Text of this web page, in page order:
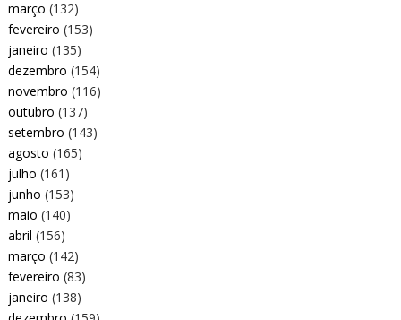
março (132)
fevereiro (153)
janeiro (135)
dezembro (154)
novembro (116)
outubro (137)
setembro (143)
agosto (165)
julho (161)
junho (153)
maio (140)
abril (156)
março (142)
fevereiro (83)
janeiro (138)